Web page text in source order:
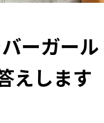
ーガール
えします